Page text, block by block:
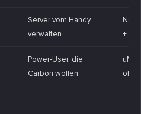
Server vom Handy
verwalten
+
Power-User, die
Carbon wollen